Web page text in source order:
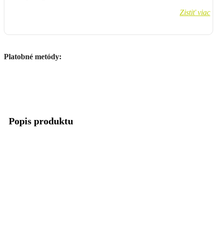
Zistiť viac
Platobné metódy:
Popis produktu